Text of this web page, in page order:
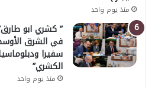
منذ يوم واحد
” كشري ابو
سفيرا
الكشري”
منذ يوم واحد